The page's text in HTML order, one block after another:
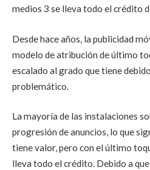
medios 3 se lleva todo el crédito
Desde hace años, la publicidad
modelo de atribución de último
escalado al grado que tiene
problemático.
La mayoría de las instalaciones
progresión de anuncios, lo que
tiene valor, pero con el último
lleva todo el crédito. Debido a